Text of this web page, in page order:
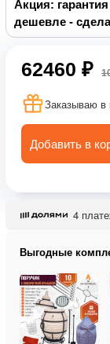
Акция:
дешевле -
62460 ₽
Заказываю в
Добавить в
4
Выгодные